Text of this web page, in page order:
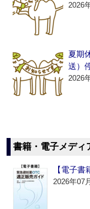
2026
夏期
送）
2026
書籍・電子メディ
【電子
2026年07